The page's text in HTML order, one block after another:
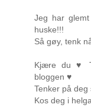
Jeg har
huske!!!
Så gøy, tenk
Kjære du ♥
bloggen ♥
Tenker på deg
Kos deg i